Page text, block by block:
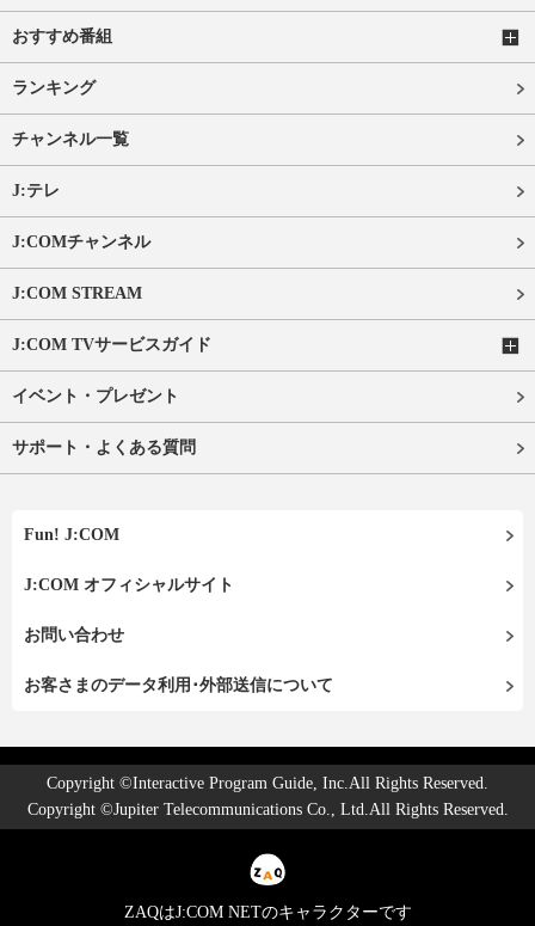
おすすめ番組
ランキング
チャンネル一覧
J:テレ
J:COMチャンネル
J:COM STREAM
J:COM TVサービスガイド
イベント・プレゼント
サポート・よくある質問
Fun! J:COM
J:COM オフィシャルサイト
お問い合わせ
お客さまのデータ利用･外部送信について
Copyright ©Interactive Program Guide, Inc.All Rights Reserved.
Copyright ©Jupiter Telecommunications Co., Ltd.All Rights Reserved.
ZAQはJ:COM NETのキャラクターです